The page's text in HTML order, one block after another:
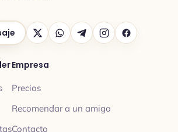
Empresa
Precios
Recomendar a un amigo
Contacto